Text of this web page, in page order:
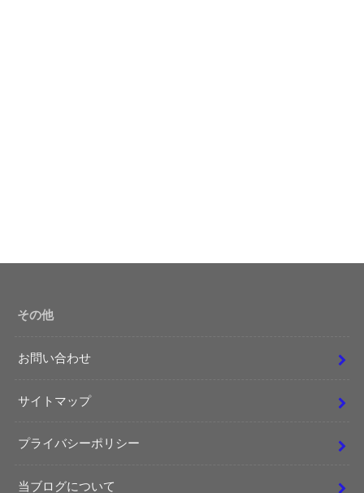
その他
お問い合わせ
サイトマップ
プライバシーポリシー
当ブログについて